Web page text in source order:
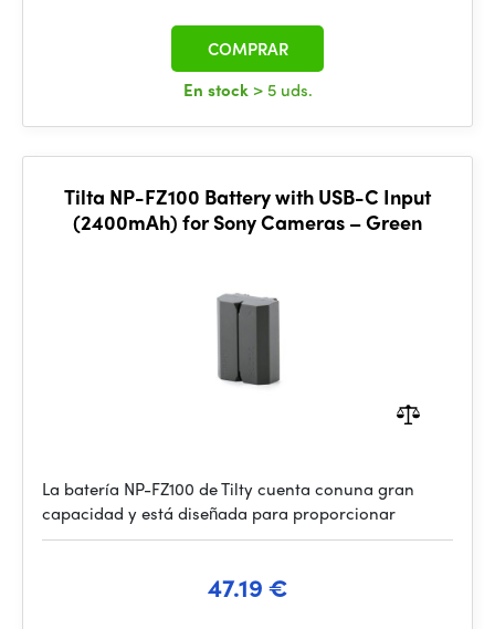
En stock > 5 uds.
COMPRAR
Tilta NP-FZ100 Battery with USB-C Input
(2400mAh) for Sony Cameras – Green
La batería NP-FZ100 de Tilty cuenta conuna gran
capacidad y está diseñada para proporcionar
47.19 €